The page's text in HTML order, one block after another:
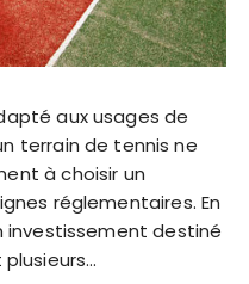
aux usages de
terrain de tennis ne
à choisir un
réglementaires. En
destiné